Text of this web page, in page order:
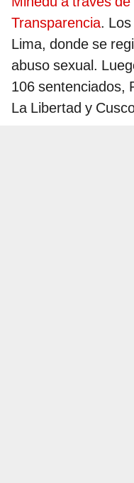
Transparencia.
Lima, donde se
abuso sexual.
106 sentenciados,
La Libertad y